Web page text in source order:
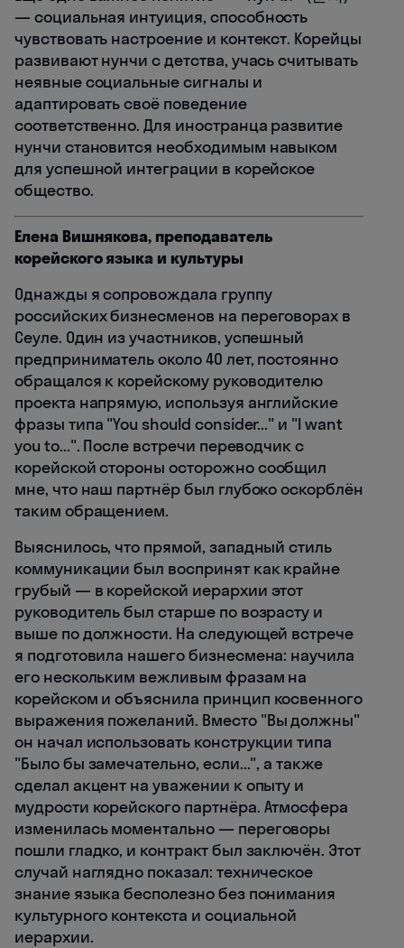
— социальная интуиция, способность
чувствовать настроение и контекст. Корейцы
развивают нунчи с детства, учась считывать
неявные социальные сигналы и
адаптировать своё поведение
соответственно. Для иностранца развитие
нунчи становится необходимым навыком
для успешной интеграции в корейское
общество.
Елена Вишнякова, преподаватель
корейского языка и культуры
Однажды я сопровождала группу
российских бизнесменов на переговорах в
Сеуле. Один из участников, успешный
предприниматель около 40 лет, постоянно
обращался к корейскому руководителю
проекта напрямую, используя английские
фразы типа "You should consider..." и "I want
you to...". После встречи переводчик с
корейской стороны осторожно сообщил
мне, что наш партнёр был глубоко оскорблён
таким обращением.
Выяснилось, что прямой, западный стиль
коммуникации был воспринят как крайне
грубый — в корейской иерархии этот
руководитель был старше по возрасту и
выше по должности. На следующей встрече
я подготовила нашего бизнесмена: научила
его нескольким вежливым фразам на
корейском и объяснила принцип косвенного
выражения пожеланий. Вместо "Вы должны"
он начал использовать конструкции типа
"Было бы замечательно, если...", а также
сделал акцент на уважении к опыту и
мудрости корейского партнёра. Атмосфера
изменилась моментально — переговоры
пошли гладко, и контракт был заключён. Этот
случай наглядно показал: техническое
знание языка бесполезно без понимания
культурного контекста и социальной
иерархии.